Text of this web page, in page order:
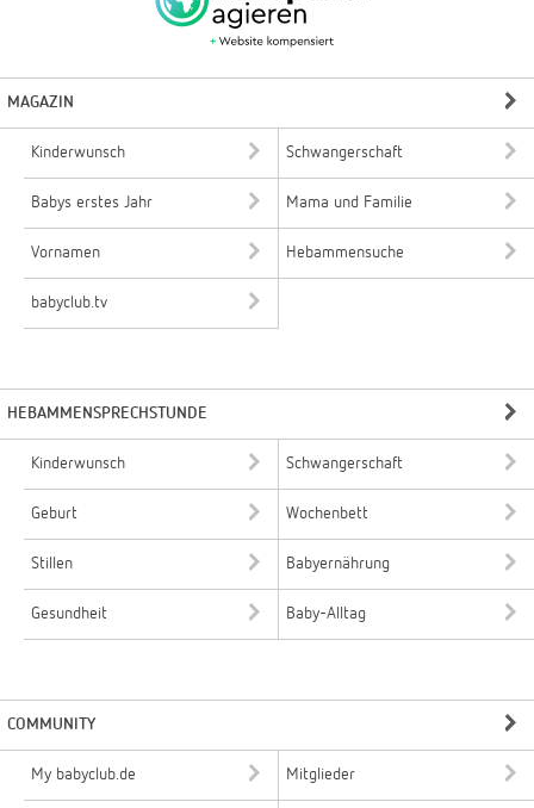
MAGAZIN
Kinderwunsch Schwangerschaft
Babys erstes Jahr Mama und Familie
Vornamen Hebammensuche
babyclub.tv
HEBAMMENSPRECHSTUNDE
Kinderwunsch Schwangerschaft
Geburt Wochenbett
Stillen Babyernährung
Gesundheit Baby-Alltag
COMMUNITY
My babyclub.de Mitglieder